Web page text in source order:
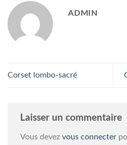
ADMIN
Corset lombo-sacré
Laisser un commentaire
Vous devez vous connecter